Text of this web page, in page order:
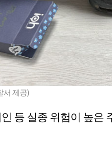
서 제공)
등 실종 위험이 높